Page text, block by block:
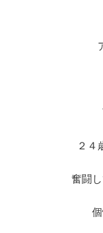
２４
奮闘